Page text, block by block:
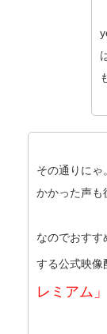
その通りにゃ
かかった声も
なのでおす
する公式映像
レミアム」